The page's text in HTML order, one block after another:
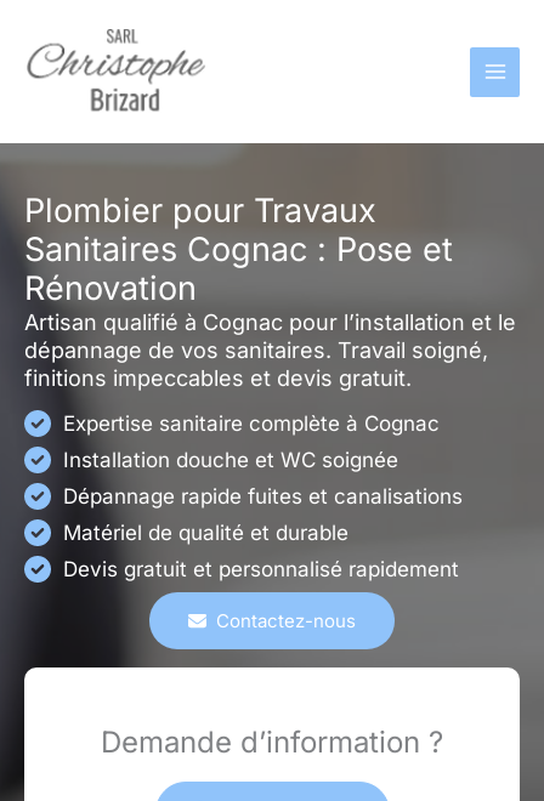
contenu
Plombier pour Travaux
Sanitaires Cognac : Pose et
Rénovation
Artisan qualifié à Cognac pour l’installation et le
dépannage de vos sanitaires. Travail soigné,
finitions impeccables et devis gratuit.
Expertise sanitaire complète à Cognac
Installation douche et WC soignée
Dépannage rapide fuites et canalisations
Matériel de qualité et durable
Devis gratuit et personnalisé rapidement
Contactez-nous
Demande d’information ?